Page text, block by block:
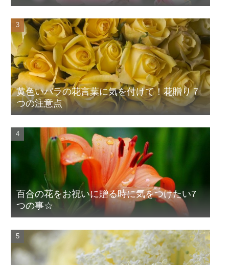
黄色いバラの花言葉に気を付けて！花贈り７
つの注意点
百合の花をお祝いに贈る時に気をつけたい7
つの事☆